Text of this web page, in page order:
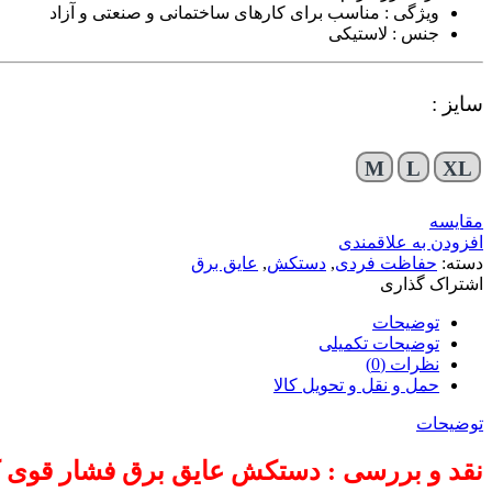
ویژگی : مناسب برای کارهای ساختمانی و صنعتی و آزاد
جنس : لاستیکی
سایز :
M L XL
مقایسه
افزودن به علاقمندی
دسته: حفاظت فردی, دستکش, عایق برق
اشتراک گذاری
توضیحات
توضیحات تکمیلی
نظرات (0)
حمل و نقل و تحویل کالا
توضیحات
نقد و بررسی : دستکش عایق برق فشار قوی